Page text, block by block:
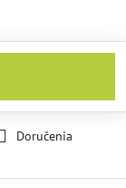
Doručenia